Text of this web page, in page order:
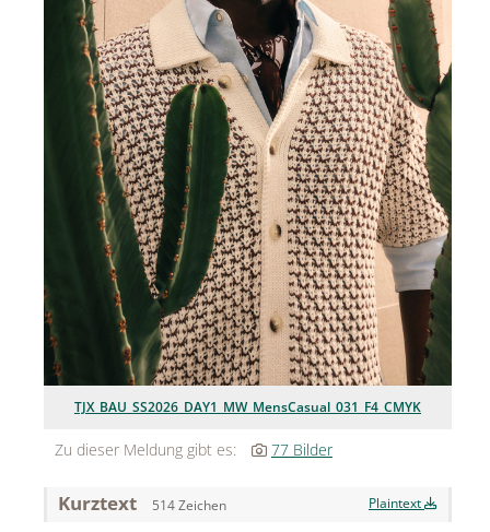
Jean Paul Gaultier
Lindt & Sprüngli
Nägele & Strubell
sh!ne by Dorotheum Juwelier
Sicheldorfer Heilwasser
TK Maxx
True Co.
MEDIA
TJX_BAU_SS2026_DAY1_MW_MensCasual_031_F4_CMYK
Zu dieser Meldung gibt es: 77 Bilder
Kurztext 514 Zeichen Plaintext